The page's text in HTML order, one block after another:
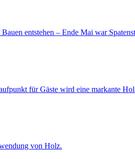
entstehen – Ende Mai war
für Gäste wird eine markante
von Holz.